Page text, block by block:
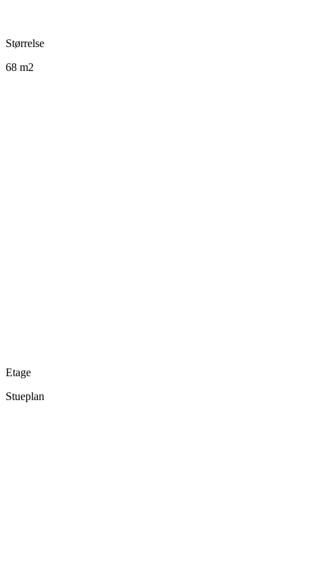
Størrelse
68 m2
Etage
Stueplan